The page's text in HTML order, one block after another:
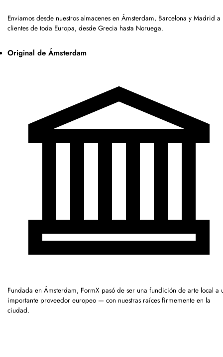
Enviamos desde nuestros almacenes en Ámsterdam, Barcelona y Madrid a
clientes de toda Europa, desde Grecia hasta Noruega.
Original de Ámsterdam
Fundada en Ámsterdam, FormX pasó de ser una fundición de arte local a
importante proveedor europeo — con nuestras raíces firmemente en la
ciudad.